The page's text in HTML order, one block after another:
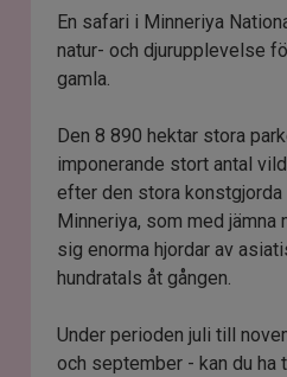
En safari i Minneriya
natur- och djurupplevelse
gamla.
Den 8 890 hektar stora
imponerande stort antal
efter den stora
Minneriya, som med jämna
sig enorma hjordar av
hundratals åt gången.
Under perioden juli till
och september - kan du ha